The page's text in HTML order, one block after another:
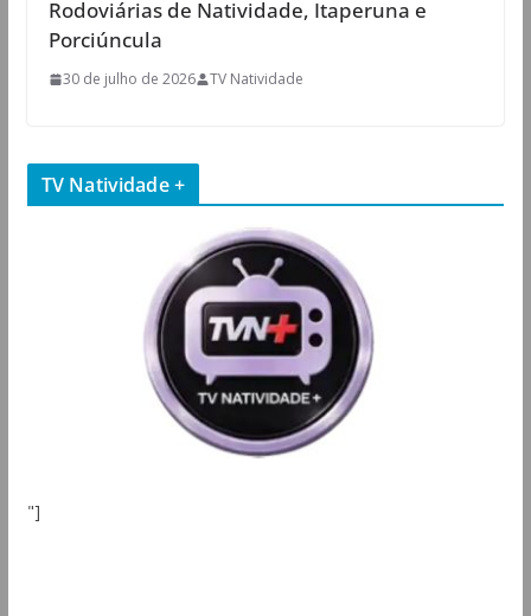
Rodoviárias de Natividade, Itaperuna e
Porciúncula
30 de julho de 2026 TV Natividade
TV Natividade +
"]